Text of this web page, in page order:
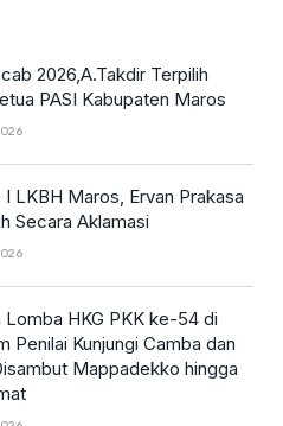
2026,A.Takdir Terpilih
PASI Kabupaten Maros
LKBH Maros, Ervan Prakasa
Secara Aklamasi
Lomba HKG PKK ke-54 di
Penilai Kunjungi Camba dan
Mappadekko hingga